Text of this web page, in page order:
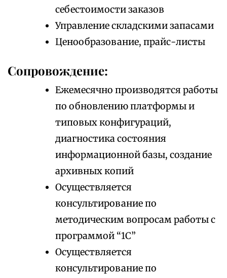
себестоимости заказов
Управление складскими запасами
Ценообразование, прайс-листы
Сопровождение:
Ежемесячно производятся работы
по обновлению платформы и
типовых конфигураций,
диагностика состояния
информационной базы, создание
архивных копий
Осуществляется
консультирование по
методическим вопросам работы с
программой “1С”
Осуществляется
консультирование по